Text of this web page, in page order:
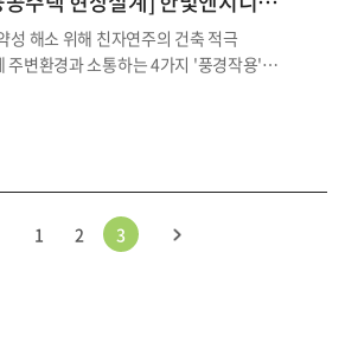
성 해소 위해 친자연주의 건축 적극
주변환경과 소통하는 4가지 '풍경작용'
1 2 3